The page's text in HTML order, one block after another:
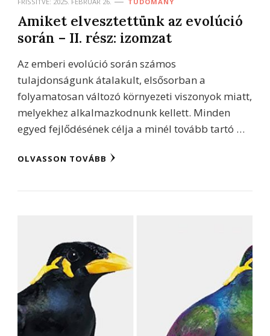
Amiket elvesztettünk az evolúció
során – II. rész: izomzat
Az emberi evolúció során számos
tulajdonságunk átalakult, elsősorban a
folyamatosan változó környezeti viszonyok miatt,
melyekhez alkalmazkodnunk kellett. Minden
egyed fejlődésének célja a minél tovább tartó …
OLVASSON TOVÁBB